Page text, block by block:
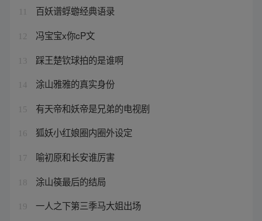
百妖谱蜉蝣经典语录
12 冯宝宝x你cP文
13 踩王楚钦球拍的是谁啊
14 涂山雅雅的真实身份
15 有天帝和妖帝是兄弟的电视剧
16 狐妖小红娘圈内圈外设定
17 喻初原和长安谁厉害
18 涂山篌最后的结局
19 一人之下第三季马大姐出场